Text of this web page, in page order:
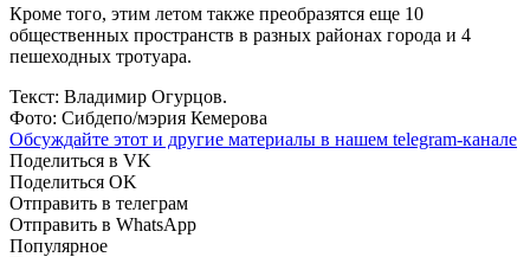
Кроме того, этим летом также преобразятся еще 10
общественных пространств в разных районах города и 4
пешеходных тротуара.
Текст: Владимир Огурцов.
Фото: Сибдепо/мэрия Кемерова
Обсуждайте этот и другие материалы в нашем telegram-канале
Поделиться в VK
Поделиться OK
Отправить в телеграм
Отправить в WhatsApp
Популярное